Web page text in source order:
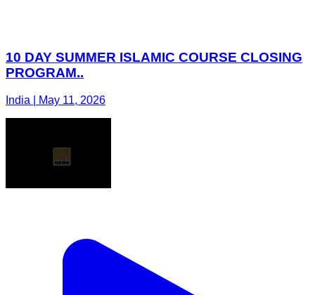
10 DAY SUMMER ISLAMIC COURSE CLOSING
PROGRAM..
India | May 11, 2026